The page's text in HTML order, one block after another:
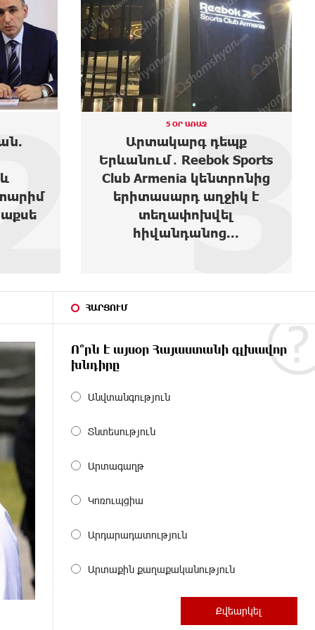
է
5 ՕՐ ԱՌԱՋ
Ես բարեգործություն արել
եմ, երբ Նիկոլ Փաշինյանը
1,500 դոլարանոց բիզնես
ուներ, սեղանների տակով
վազվզո...4
ՀԱՐՑՈՒՄ
Ո՞րն է այսօր Հայաստանի գլխավոր
խնդիրը
Անվտանգություն
Տնտեսություն
Արտագաղթ
Կոռուպցիա
Արդարադատություն
Արտաքին քաղաքականություն